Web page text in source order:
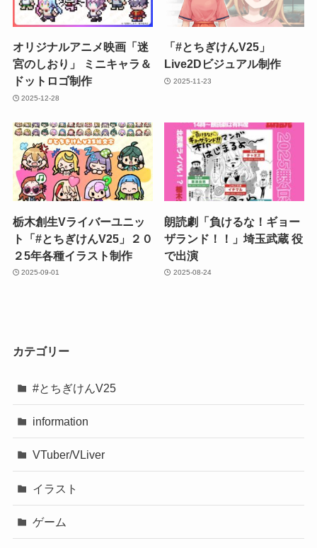
オリジナルアニメ映画「迷
宮のしおり」 ミニキャラ＆
ドットロゴ制作
2025-12-28
「#とちぎけんV25」
Live2Dビジュアル制作
2025-11-23
栃木創生Vライバーユニッ
ト「#とちぎけんV25」２０
２5年各種イラスト制作
2025-09-01
朗読劇「負けるな！ギョー
ザランド！！」埼玉武蔵 役
で出演
2025-08-24
カテゴリー
#とちぎけんV25
information
VTuber/VLiver
イラスト
ゲーム